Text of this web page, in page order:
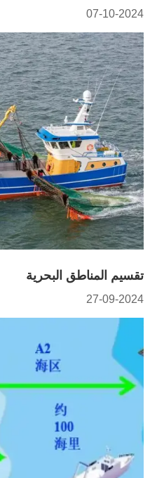
07-10-2024
تقسيم المناطق البحرية
27-09-2024